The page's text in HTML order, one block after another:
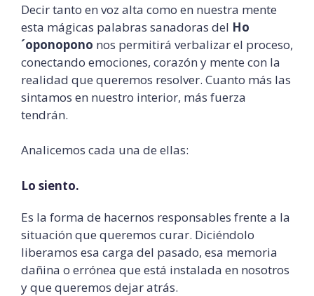
Decir tanto en voz alta como en nuestra mente
esta mágicas palabras sanadoras del Ho
´oponopono nos permitirá verbalizar el proceso,
conectando emociones, corazón y mente con la
realidad que queremos resolver. Cuanto más las
sintamos en nuestro interior, más fuerza
tendrán.
Analicemos cada una de ellas:
Lo siento.
Es la forma de hacernos responsables frente a la
situación que queremos curar. Diciéndolo
liberamos esa carga del pasado, esa memoria
dañina o errónea que está instalada en nosotros
y que queremos dejar atrás.